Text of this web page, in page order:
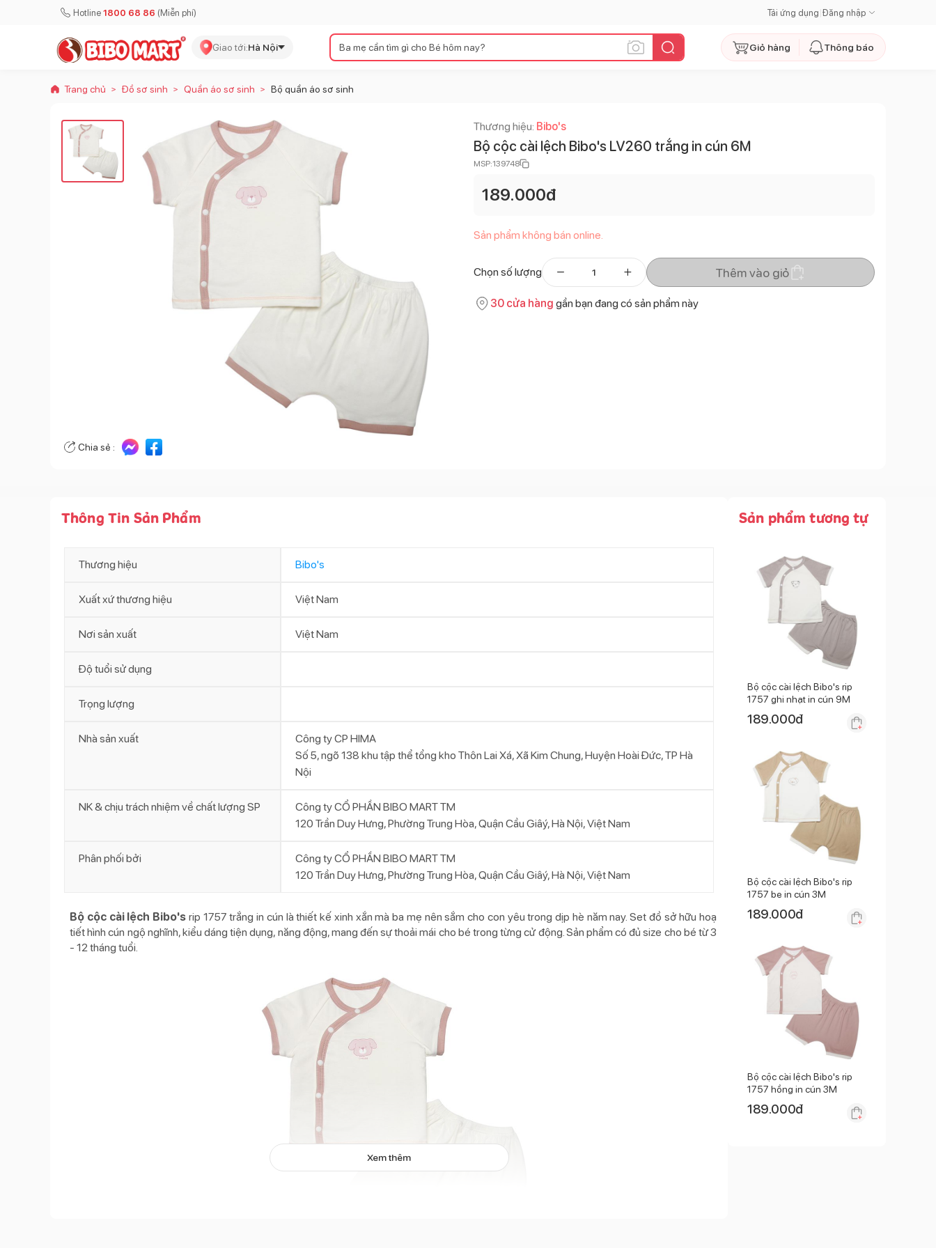
Hotline 1800 68 86 (Miễn phí) Tải ứng dụng Đăng nhập
Giao tới:Hà Nội Giỏ hàng Thông báo
Trang chủ > Đồ sơ sinh > Quần áo sơ sinh > Bộ quần áo sơ sinh
Chia sẻ :
Thương hiệu: Bibo's
Bộ cộc cài lệch Bibo's LV260 trắng in cún 6M
MSP:139748
189.000đ
Sản phẩm không bán online.
Chọn số lượng Thêm vào giỏ
30 cửa hàng gần bạn đang có sản phẩm này
Thông Tin Sản Phẩm
Thương hiệu Bibo's
Xuất xứ thương hiệu Việt Nam
Nơi sản xuất Việt Nam
Độ tuổi sử dụng
Trọng lượng
Nhà sản xuất
Công ty CP HIMA
Số 5, ngõ 138 khu tập thể tổng kho Thôn Lai Xá, Xã Kim Chung, Huyện Hoài Đức, TP Hà
Nội
NK & chịu trách nhiệm về chất lượng SP
Công ty CỔ PHẦN BIBO MART TM
120 Trần Duy Hưng, Phường Trung Hòa, Quận Cầu Giâý, Hà Nội, Việt Nam
Phân phối bởi
Công ty CỔ PHẦN BIBO MART TM
120 Trần Duy Hưng, Phường Trung Hòa, Quận Cầu Giâý, Hà Nội, Việt Nam
Bộ cộc cài lệch Bibo's rip 1757 trắng in cún là thiết kế xinh xắn mà ba mẹ nên sắm cho con yêu trong dịp hè năm nay. Set đồ sở hữu hoạ
tiết hình cún ngộ nghĩnh, kiểu dáng tiện dụng, năng động, mang đến sự thoải mái cho bé trong từng cử động. Sản phẩm có đủ size cho bé từ 3
- 12 tháng tuổi.
Xem thêm
Sản phẩm tương tự
Bộ cộc cài lệch Bibo's rip
1757 ghi nhạt in cún 9M
189.000đ
Bộ cộc cài lệch Bibo's rip
1757 be in cún 3M
189.000đ
Bộ cộc cài lệch Bibo's rip
1757 hồng in cún 3M
189.000đ